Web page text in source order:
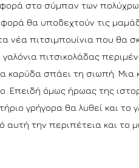
φορά στο σύμπαν των
θα υποδεχτούν τις
νέα πιτσιμπουίνια που θα
πιτσικολάδας
καρύδα σπάει τη σιωπή. Μια
Επειδή όμως ήρωας της
γρήγορα θα λυθεί και το
αυτή την περιπέτεια και το